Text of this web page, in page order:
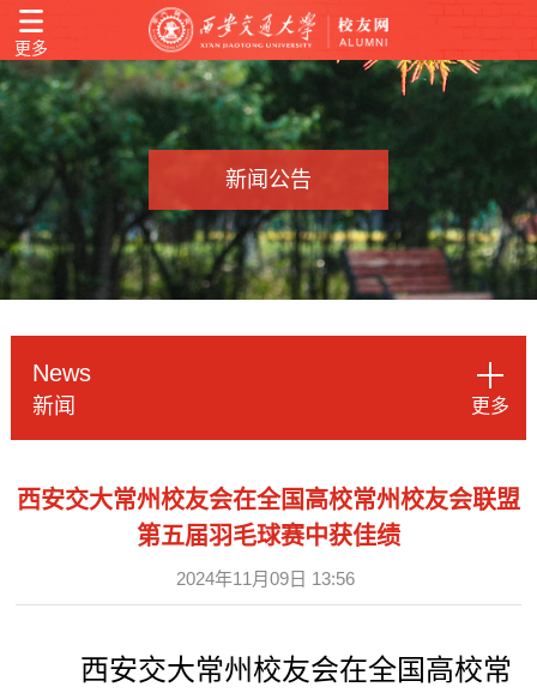
更多
新闻公告
News
新闻 更多
西安交大常州校友会在全国高校常州校友会联盟
第五届羽毛球赛中获佳绩
2024年11月09日 13:56
西安交大常州校友会在全国高校常